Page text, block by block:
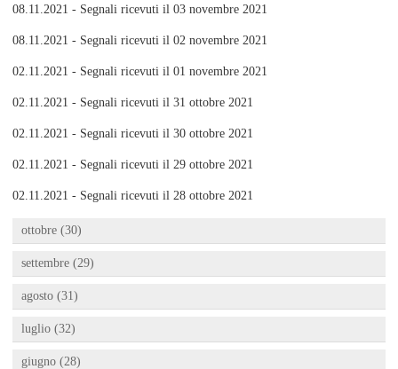
08.11.2021 - Segnali ricevuti il 03 novembre 2021
08.11.2021 - Segnali ricevuti il 02 novembre 2021
02.11.2021 - Segnali ricevuti il 01 novembre 2021
02.11.2021 - Segnali ricevuti il 31 ottobre 2021
02.11.2021 - Segnali ricevuti il 30 ottobre 2021
02.11.2021 - Segnali ricevuti il 29 ottobre 2021
02.11.2021 - Segnali ricevuti il 28 ottobre 2021
ottobre (30)
settembre (29)
agosto (31)
luglio (32)
giugno (28)